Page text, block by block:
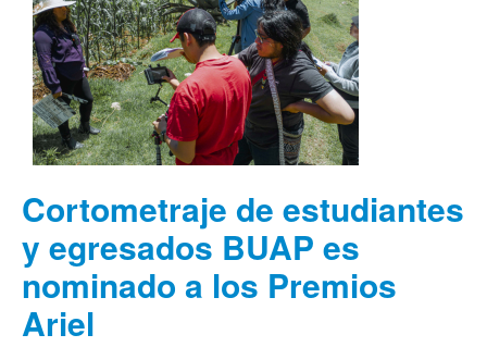
Cortometraje de estudiantes
y egresados BUAP es
nominado a los Premios
Ariel